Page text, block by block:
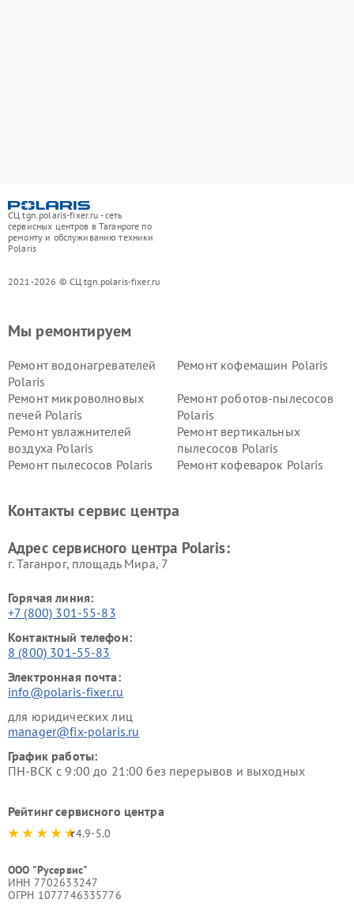
СЦ tgn.polaris-fixer.ru - сеть
сервисных центров в Таганроге по
ремонту и обслуживанию техники
Polaris
2021-2026 © СЦ tgn.polaris-fixer.ru
Мы ремонтируем
Ремонт водонагревателей
Polaris
Ремонт кофемашин Polaris
Ремонт микроволновых
печей Polaris
Ремонт роботов-пылесосов
Polaris
Ремонт увлажнителей
воздуха Polaris
Ремонт вертикальных
пылесосов Polaris
Ремонт пылесосов Polaris
Ремонт кофеварок Polaris
Контакты сервис центра
Адрес сервисного центра Polaris:
г. Таганрог, площадь Мира, 7
Горячая линия:
+7 (800) 301-55-83
Контактный телефон:
8 (800) 301-55-83
Электронная почта:
info@polaris-fixer.ru
для юридических лиц
manager@fix-polaris.ru
График работы:
ПН-ВСК с 9:00 до 21:00 без перерывов и выходных
Рейтинг сервисного центра
4.9-5.0
ООО "Русервис"
ИНН 7702633247
ОГРН 1077746335776